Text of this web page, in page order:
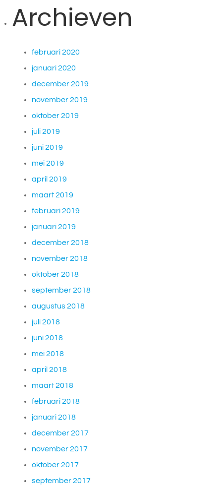
Archieven
februari 2020
januari 2020
december 2019
november 2019
oktober 2019
juli 2019
juni 2019
mei 2019
april 2019
maart 2019
februari 2019
januari 2019
december 2018
november 2018
oktober 2018
september 2018
augustus 2018
juli 2018
juni 2018
mei 2018
april 2018
maart 2018
februari 2018
januari 2018
december 2017
november 2017
oktober 2017
september 2017